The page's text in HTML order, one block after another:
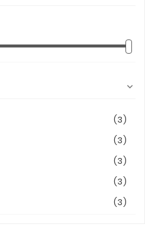

(3)
(3)
(3)
(3)
(3)